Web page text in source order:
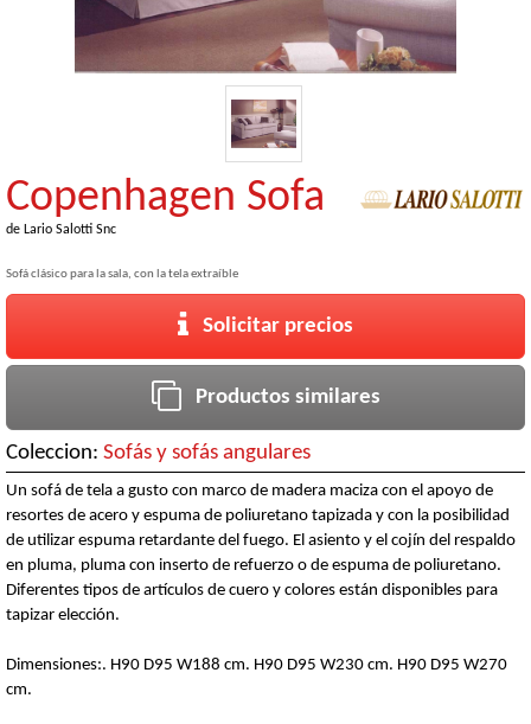
Copenhagen Sofa
de Lario Salotti Snc
Sofá clásico para la sala, con la tela extraíble
Solicitar precios
Productos similares
Coleccion: Sofás y sofás angulares
Un sofá de tela a gusto con marco de madera maciza con el apoyo de
resortes de acero y espuma de poliuretano tapizada y con la posibilidad
de utilizar espuma retardante del fuego. El asiento y el cojín del respaldo
en pluma, pluma con inserto de refuerzo o de espuma de poliuretano.
Diferentes tipos de artículos de cuero y colores están disponibles para
tapizar elección.
Dimensiones:. H90 D95 W188 cm. H90 D95 W230 cm. H90 D95 W270
cm.